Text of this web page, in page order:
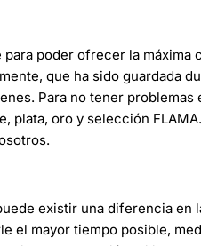
poder ofrecer la máxima
que ha sido guardada
Para no tener
plata, oro y selección
existir una diferencia en
el mayor tiempo posible,